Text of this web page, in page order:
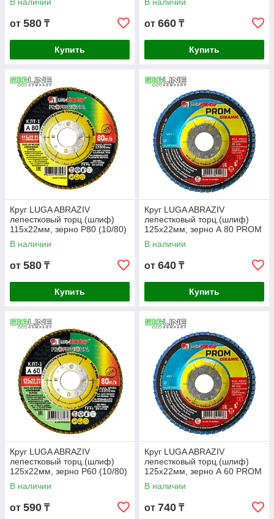
от 580 ₸
Купить
от 660 ₸
Купить
Круг LUGA ABRAZIV
лепестковый торц.(шлиф)
115х22мм, зерно Р80 (10/80)
В наличии
от 580 ₸
Купить
Круг LUGA ABRAZIV
лепестковый торц.(шлиф)
125х22мм, зерно А 80 PROM
CERAMIC (10/80)
В наличии
от 640 ₸
Купить
Круг LUGA ABRAZIV
лепестковый торц.(шлиф)
125х22мм, зерно Р60 (10/80)
В наличии
от 590 ₸
Круг LUGA ABRAZIV
лепестковый торц.(шлиф)
125х22мм, зерно А 60 PROM
CERAMIC (10/80)
В наличии
от 740 ₸